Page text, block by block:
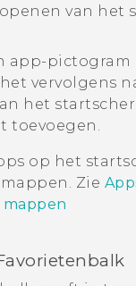
van het
app-
vervolgens
het
toevoegen.
op het
Zie